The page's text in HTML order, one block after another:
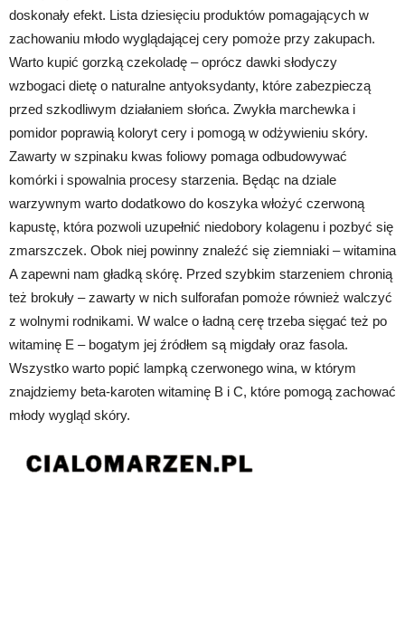
doskonały efekt. Lista dziesięciu produktów pomagających w
zachowaniu młodo wyglądającej cery pomoże przy zakupach.
Warto kupić gorzką czekoladę – oprócz dawki słodyczy
wzbogaci dietę o naturalne antyoksydanty, które zabezpieczą
przed szkodliwym działaniem słońca. Zwykła marchewka i
pomidor poprawią koloryt cery i pomogą w odżywieniu skóry.
Zawarty w szpinaku kwas foliowy pomaga odbudowywać
komórki i spowalnia procesy starzenia. Będąc na dziale
warzywnym warto dodatkowo do koszyka włożyć czerwoną
kapustę, która pozwoli uzupełnić niedobory kolagenu i pozbyć się
zmarszczek. Obok niej powinny znaleźć się ziemniaki – witamina
A zapewni nam gładką skórę. Przed szybkim starzeniem chronią
też brokuły – zawarty w nich sulforafan pomoże również walczyć
z wolnymi rodnikami. W walce o ładną cerę trzeba sięgać też po
witaminę E – bogatym jej źródłem są migdały oraz fasola.
Wszystko warto popić lampką czerwonego wina, w którym
znajdziemy beta-karoten witaminę B i C, które pomogą zachować
młody wygląd skóry.